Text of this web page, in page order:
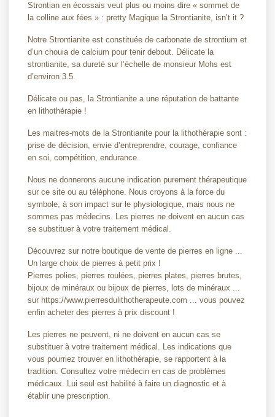
Strontian en écossais veut plus ou moins dire « sommet de
la colline aux fées » : pretty Magique la Strontianite, isn’t it ?
Notre Strontianite est constituée de carbonate de strontium et
d’un chouia de calcium pour tenir debout. Délicate la
strontianite, sa dureté sur l’échelle de monsieur Mohs est
d’environ 3.5.
Délicate ou pas, la Strontianite a une réputation de battante
en lithothérapie !
Les maitres-mots de la Strontianite pour la lithothérapie sont :
prise de décision, envie d’entreprendre, courage, confiance
en soi, compétition, endurance.
Nous ne donnerons aucune indication purement thérapeutique
sur ce site ou au téléphone. Nous croyons à la force du
symbole, à son impact sur le physiologique, mais nous ne
sommes pas médecins. Les pierres ne doivent en aucun cas
se substituer à votre traitement médical.
Découvrez sur notre boutique de vente de pierres en ligne ...
Un large choix de pierres à petit prix !
Pierres polies, pierres roulées, pierres plates, pierres brutes,
bijoux de minéraux ou bijoux de pierres, lots de minéraux ...
sur https://www.pierresdulithotherapeute.com ... vous pouvez
enfin acheter des pierres à prix discount !
Les pierres ne peuvent, ni ne doivent en aucun cas se
substituer à votre traitement médical. Les indications que
vous pourriez trouver en lithothérapie, se rapportent à la
tradition. Consultez votre médecin en cas de problèmes
médicaux. Lui seul est habilité à faire un diagnostic et à
établir une prescription.